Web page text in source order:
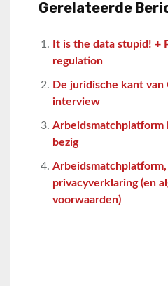
Gerelateerde
It is the data stupid! +
regulation
De juridische kant van
interview
Arbeidsmatchplatform
bezig
privacyverklaring (en
voorwaarden)